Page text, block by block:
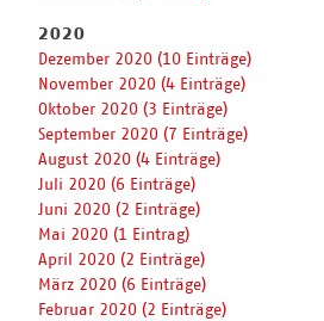
2020
Dezember 2020 (10 Einträge)
November 2020 (4 Einträge)
Oktober 2020 (3 Einträge)
September 2020 (7 Einträge)
August 2020 (4 Einträge)
Juli 2020 (6 Einträge)
Juni 2020 (2 Einträge)
Mai 2020 (1 Eintrag)
April 2020 (2 Einträge)
März 2020 (6 Einträge)
Februar 2020 (2 Einträge)